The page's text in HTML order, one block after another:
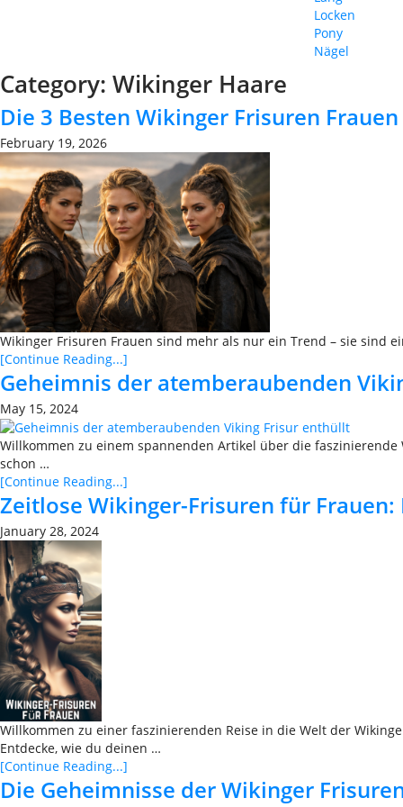
Locken
Pony
Nägel
Category: Wikinger Haare
Die 3 Besten Wikinger Frisuren
February 19, 2026
Wikinger Frisuren Frauen sind mehr als nur ein Trend – sie sind
[Continue Reading...]
Geheimnis der atemberaubenden
May 15, 2024
Willkommen zu einem spannenden Artikel über die
schon …
[Continue Reading...]
Zeitlose Wikinger-Frisuren für
January 28, 2024
Willkommen zu einer faszinierenden Reise in die Welt der
Entdecke, wie du deinen …
[Continue Reading...]
Die Geheimnisse der Wikinger